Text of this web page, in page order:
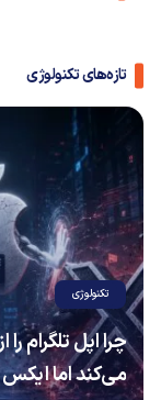
تازه‌های تکنولوژی
هوش